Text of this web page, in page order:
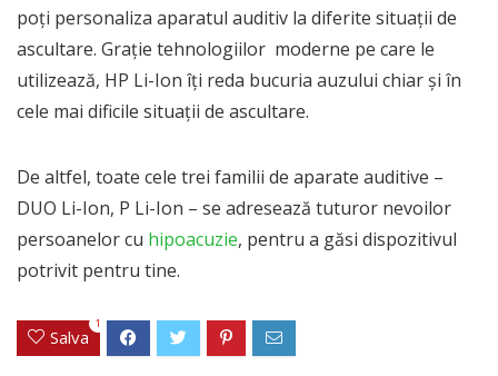
poți personaliza aparatul auditiv la diferite situații de
ascultare. Grație tehnologiilor moderne pe care le
utilizează, HP Li-Ion îți reda bucuria auzului chiar și în
cele mai dificile situații de ascultare.
De altfel, toate cele trei familii de aparate auditive –
DUO Li-Ion, P Li-Ion – se adresează tuturor nevoilor
persoanelor cu hipoacuzie, pentru a găsi dispozitivul
potrivit pentru tine.
Salva
1